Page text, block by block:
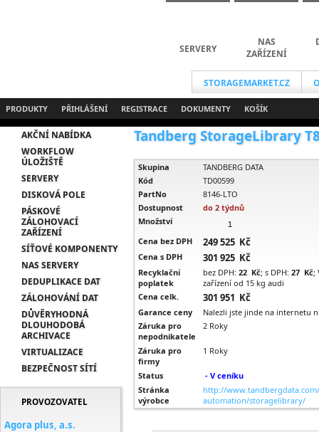
STORAGEMARKET.CZ
SERVERY
NAS
ZAŘÍZENÍ
PRODUKTY PŘIHLÁŠENÍ REGISTRACE DOKUMENTY KOŠÍK
AKČNÍ NABÍDKA
WORKFLOW
ÚLOŽIŠTĚ
SERVERY
DISKOVÁ POLE
PÁSKOVÉ
ZÁLOHOVACÍ
ZAŘÍZENÍ
SÍŤOVÉ KOMPONENTY
NAS SERVERY
DEDUPLIKACE DAT
ZÁLOHOVÁNÍ DAT
DŮVĚRYHODNÁ
DLOUHODOBÁ
ARCHIVACE
VIRTUALIZACE
BEZPEČNOST SÍTÍ
PROVOZOVATEL
Agora plus, a.s.
Tandberg StorageLibrary
Skupina
TANDBERG DATA
Kód
TD00599
PartNo
8146-LTO
Dostupnost
do 2 týdnů
Množství
Cena bez DPH
249 525 Kč
Cena s DPH 301 925 Kč
Recyklační
poplatek
bez DPH: 22 Kč; s DPH: 27 Kč;
zařízení od 15 kg audi
Cena celk.
301 951 Kč
Garance ceny
Nalezli jste jinde na internetu
Záruka pro
nepodnikatele
2 Roky
Záruka pro
firmy
1 Roky
Status
- V ceníku
Stránka
výrobce
http://
automation/storagelibrary/